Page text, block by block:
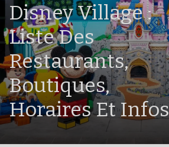
Disney Village :
Liste Des
Restaurants,
Boutiques,
Horaires Et Infos